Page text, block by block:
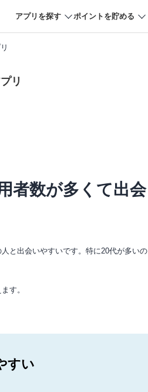
アプリを探す ポイントを貯める
リ
者数が多くて出会
と出会いやすいです。特に20代が多いの
す。
すい